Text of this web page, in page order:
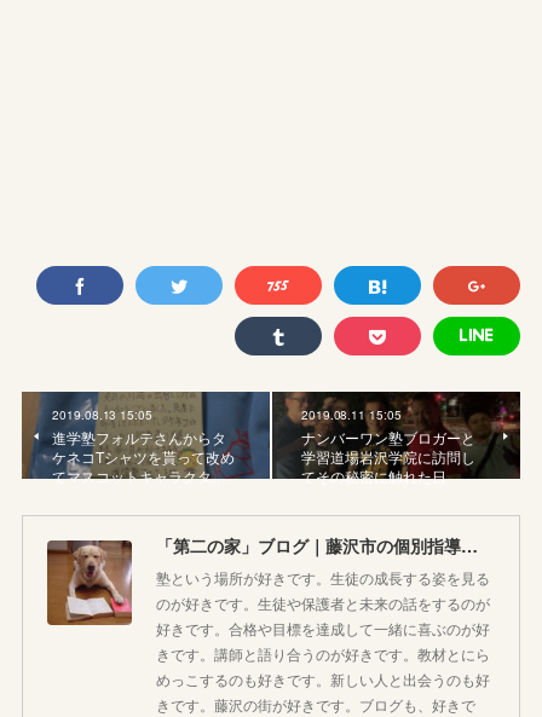
2019.08.13 15:05
進学塾フォルテさんからタ
ケネコTシャツを貰って改め
てマスコットキャラクタ…
2019.08.11 15:05
ナンバーワン塾ブロガーと
学習道場岩沢学院に訪問し
てその秘密に触れた日
「第二の家」ブログ｜藤沢市の個別指導塾のお話
塾という場所が好きです。生徒の成長する姿を見る
のが好きです。生徒や保護者と未来の話をするのが
好きです。合格や目標を達成して一緒に喜ぶのが好
きです。講師と語り合うのが好きです。教材とにら
めっこするのも好きです。新しい人と出会うのも好
きです。藤沢の街が好きです。ブログも、好きで